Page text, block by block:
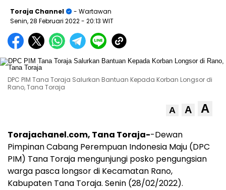
Toraja Channel
- Wartawan
Senin, 28 Februari 2022- 20:13 WIT
DPC PIM Tana Toraja Salurkan Bantuan Kepada Korban Longsor di
Rano, Tana Toraja
A A A
Torajachanel.com, Tana Toraja--Dewan
Pimpinan Cabang Perempuan Indonesia Maju (DPC
PIM) Tana Toraja mengunjungi posko pengungsian
warga pasca longsor di Kecamatan Rano,
Kabupaten Tana Toraja. Senin (28/02/2022).